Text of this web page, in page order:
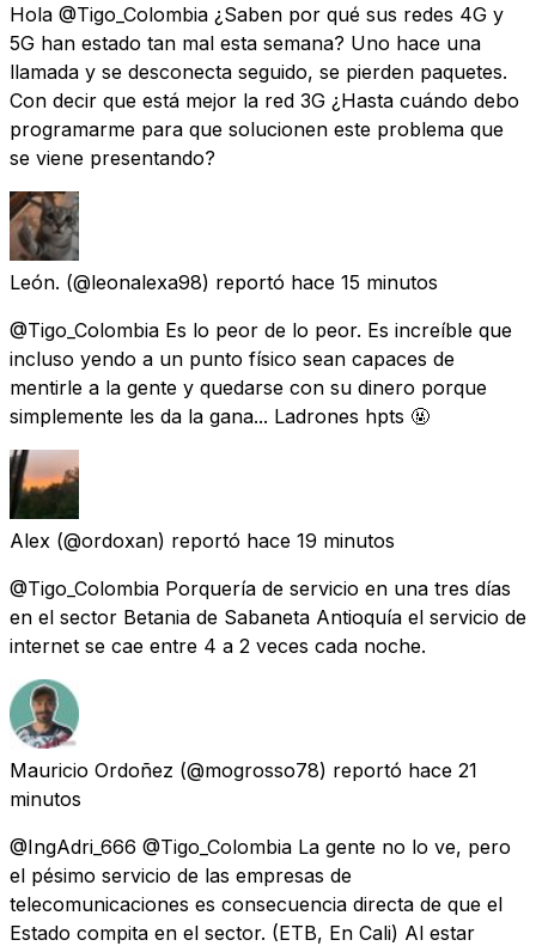
Hola @Tigo_Colombia ¿Saben por qué sus redes 4G y
5G han estado tan mal esta semana? Uno hace una
llamada y se desconecta seguido, se pierden paquetes.
Con decir que está mejor la red 3G ¿Hasta cuándo debo
programarme para que solucionen este problema que
se viene presentando?
León. (@leonalexa98) reportó hace 15 minutos
@Tigo_Colombia Es lo peor de lo peor. Es increíble que
incluso yendo a un punto físico sean capaces de
mentirle a la gente y quedarse con su dinero porque
simplemente les da la gana... Ladrones hpts 🤬
Alex (@ordoxan) reportó hace 19 minutos
@Tigo_Colombia Porquería de servicio en una tres días
en el sector Betania de Sabaneta Antioquía el servicio de
internet se cae entre 4 a 2 veces cada noche.
Mauricio Ordoñez (@mogrosso78) reportó hace 21
minutos
@IngAdri_666 @Tigo_Colombia La gente no lo ve, pero
el pésimo servicio de las empresas de
telecomunicaciones es consecuencia directa de que el
Estado compita en el sector. (ETB, En Cali) Al estar